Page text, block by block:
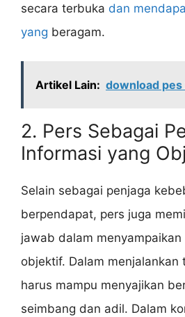
secara terbuka dan
yang beragam.
Artikel Lain: download
2. Pers Sebagai
Informasi yang
Selain sebagai penjaga
berpendapat, pers juga
jawab dalam
objektif. Dalam menjalankan
harus mampu menyajikan
seimbang dan adil. Dalam